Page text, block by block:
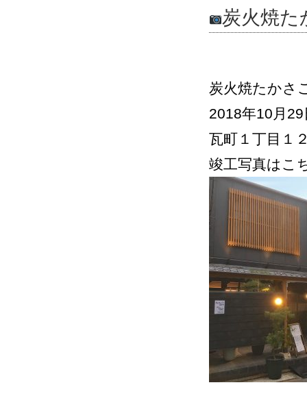
炭火焼た
炭火焼たかさ
2018年10月
瓦町１丁目１
竣工写真はこ